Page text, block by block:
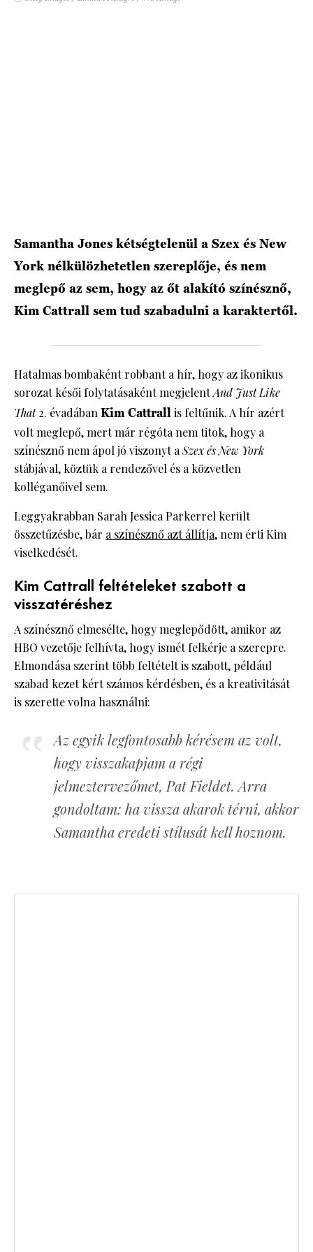
Samantha Jones kétségtelenül a Szex és New
York nélkülözhetetlen szereplője, és nem
meglepő az sem, hogy az őt alakító színésznő,
Kim Cattrall sem tud szabadulni a karaktertől.
Hatalmas bombaként robbant a hír, hogy az ikonikus
sorozat késői folytatásaként megjelentAnd Just Like
That2. évadábanKim Cattrallis feltűnik. A hír azért
volt meglepő, mert már régóta nem titok, hogy a
színésznő nem ápol jó viszonyt aSzex és New York
stábjával, köztük a rendezővel és a közvetlen
kolléganőivel sem.
Leggyakrabban Sarah Jessica Parkerrel került
összetűzésbe, bár a színésznő azt állítja, nem érti Kim
viselkedését.
Kim Cattrall feltételeket szabott a
visszatéréshez
A színésznő elmesélte, hogy meglepődött, amikor az
HBO vezetője felhívta, hogy ismét felkérje a szerepre.
Elmondása szerint több feltételt is szabott, például
szabad kezet kért számos kérdésben, és a kreativitását
is szerette volna használni:
Az egyik legfontosabb kérésem az volt,
hogy visszakapjam a régi
jelmeztervezőmet, Pat Fieldet. Arra
gondoltam: ha vissza akarok térni, akkor
Samantha eredeti stílusát kell hoznom.